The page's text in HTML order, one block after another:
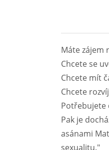
Máte zájem
Chcete se
Chcete mít
Chcete
Potřebujete
Pak je
asánami
sexualitu."